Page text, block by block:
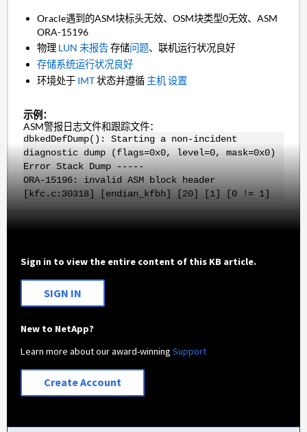
Oracle遇到的ASM块标头无效、OSM块类型0无效、ASM
ORA-15196
物理 LUN 未报告存储问题、联机运行状况良好
存储系统运行状况良好
环境处于 IMT状态并遵循 主机设置
示例：
ASM警报日志文件和跟踪文件：
dbkedDefDump(): Starting a non-incident
diagnostic dump (flags=0x0, level=0, mask=0x0)
Error Stack Dump -----
ORA-15196: invalid ASM block header
[kfc.c:30318] [endian_kfbh] [20] [1] [0 != 1]
Sign in to view the entire content of this KB article.
SIGN IN
New to NetApp?
Learn more about our award-winningSupport
Create Account